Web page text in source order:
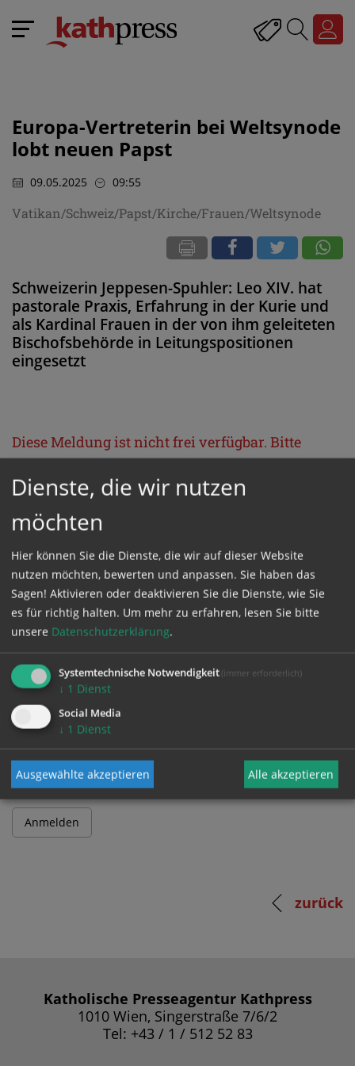
Europa-Vertreterin bei Weltsynode
lobt neuen Papst
09.05.2025 09:55
Vatikan/Schweiz/Papst/Kirche/Frauen/Weltsynode
Schweizerin Jeppesen-Spuhler: Leo XIV. hat
pastorale Praxis, Erfahrung in der Kurie und
als Kardinal Frauen in der von ihm geleiteten
Bischofsbehörde in Leitungspositionen
eingesetzt
Diese Meldung ist nicht frei verfügbar. Bitte
ProduktKathpress_online.
Bitte melden Sie sich mit Ihrem Benutzernamen
und Passwort an.
Benutzername
Passwort
zurück
Katholische Presseagentur Kathpress
1010 Wien, Singerstraße 7/6/2
Tel: +43 / 1 / 512 52 83
Dienste, die wir nutzen
möchten
Hier können Sie die Dienste, die wir auf dieser Website
nutzen möchten, bewerten und anpassen. Sie haben das
Sagen! Aktivieren oder deaktivieren Sie die Dienste, wie Sie
es für richtig halten. Um mehr zu erfahren, lesen Sie bitte
unsere Datenschutzerklärung.
Systemtechnische Notwendigkeit (immer erforderlich)
↓ 1 Dienst
Social Media
↓ 1 Dienst
Ausgewählte akzeptieren Alle akzeptieren